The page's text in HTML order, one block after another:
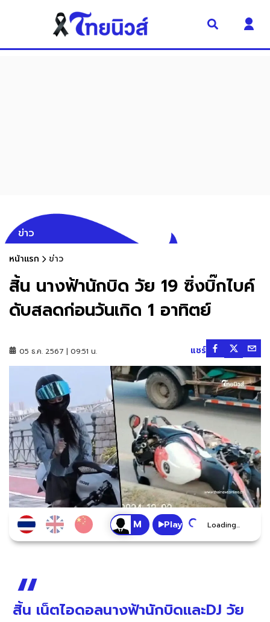
ข่าว
หน้าแรก ข่าว
สิ้น นางฟ้านักบิด วัย 19 ซิ่งบิ๊กไบค์
ดับสลดก่อนวันเกิด 1 อาทิตย์
05 ธ.ค. 2567 | 09:51 น. แชร์
Play Loading...
สิ้น เน็ตไอดอลนางฟ้านักบิดและDJ วัย